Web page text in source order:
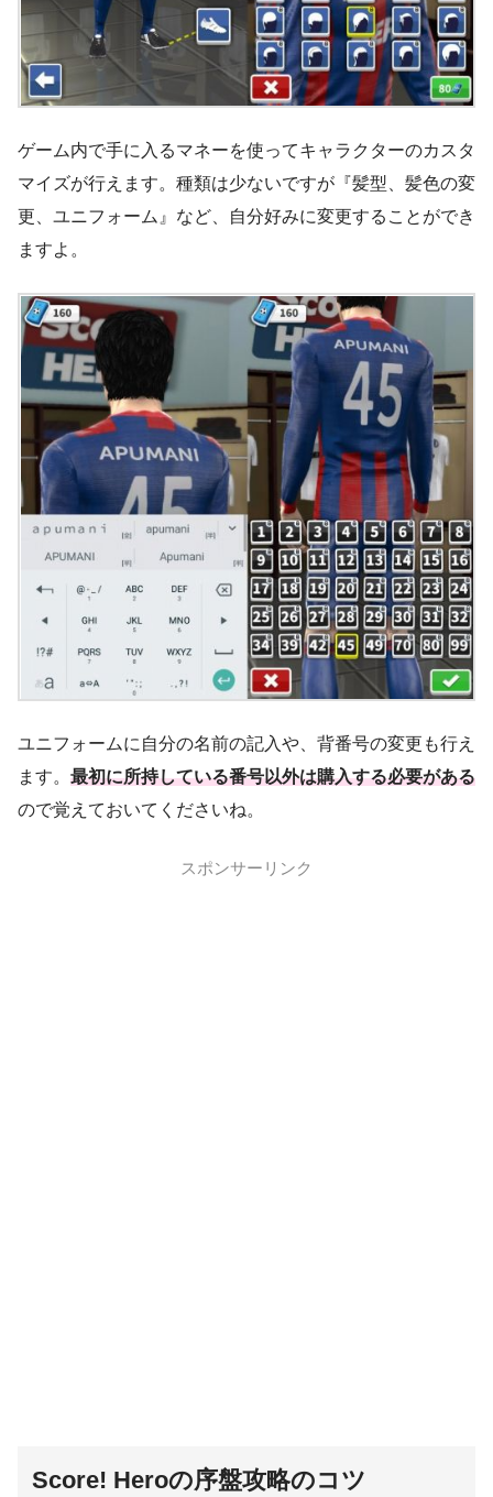
ゲーム内で手に入るマネーを使ってキャラクターのカスタ
マイズが行えます。種類は少ないですが『髪型、髪色の変
更、ユニフォーム』など、自分好みに変更することができ
ますよ。
ユニフォームに自分の名前の記入や、背番号の変更も行え
ます。 最初に所持している番号以外は購入する必要がある
ので覚えておいてくださいね。
スポンサーリンク
Score! Heroの序盤攻略のコツ